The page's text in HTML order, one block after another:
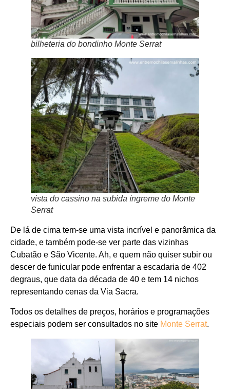
bilheteria do bondinho Monte Serrat
vista do cassino na subida íngreme do Monte
Serrat
De lá de cima tem-se uma vista incrível e panorâmica da
cidade, e também pode-se ver parte das vizinhas
Cubatão e São Vicente. Ah, e quem não quiser subir ou
descer de funicular pode enfrentar a escadaria de 402
degraus, que data da década de 40 e tem 14 nichos
representando cenas da Via Sacra.
Todos os detalhes de preços, horários e programações
especiais podem ser consultados no site Monte Serrat.